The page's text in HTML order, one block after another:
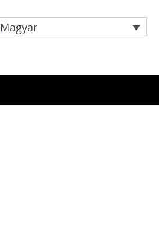
Magyar